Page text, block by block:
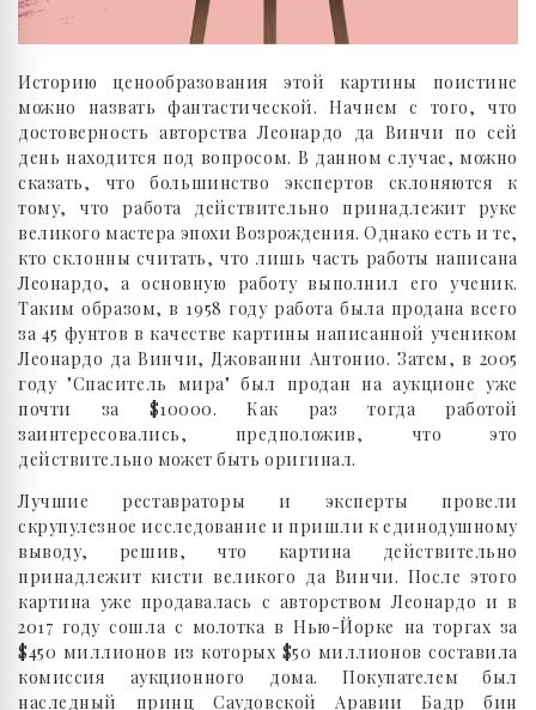
Историю ценообразования этой картины поистине
можно назвать фантастической. Начнем с того, что
достоверность авторства Леонардо да Винчи по сей
день находится под вопросом. В данном случае, можно
сказать, что большинство экспертов склоняются к
тому, что работа действительно принадлежит руке
великого мастера эпохи Возрождения. Однако есть и те,
кто склонны считать, что лишь часть работы написана
Леонардо, а основную работу выполнил его ученик.
Таким образом, в 1958 году работа была продана всего
за 45 фунтов в качестве картины написанной учеником
Леонардо да Винчи, Джованни Антонио. Затем, в 2005
году "Спаситель мира" был продан на аукционе уже
почти за $10000. Как раз тогда работой
заинтересовались, предположив, что это
действительно может быть оригинал.
Лучшие реставраторы и эксперты провели
скрупулезное исследование и пришли к единодушному
выводу, решив, что картина действительно
принадлежит кисти великого да Винчи. После этого
картина уже продавалась с авторством Леонардо и в
2017 году сошла с молотка в Нью-Йорке на торгах за
$450 миллионов из которых $50 миллионов составила
комиссия аукционного дома. Покупателем был
наследный принц Саудовской Аравии Бадр бин